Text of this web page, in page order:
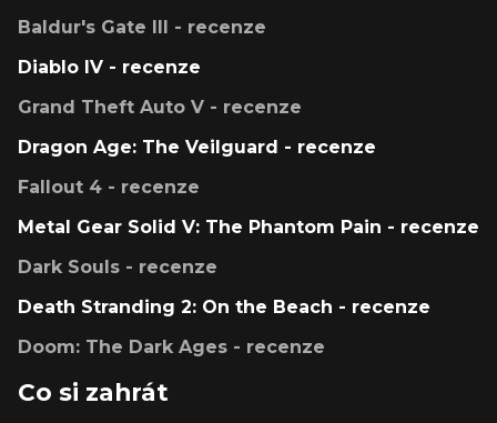
Baldur's Gate III - recenze
Diablo IV - recenze
Grand Theft Auto V - recenze
Dragon Age: The Veilguard - recenze
Fallout 4 - recenze
Metal Gear Solid V: The Phantom Pain - recenze
Dark Souls - recenze
Death Stranding 2: On the Beach - recenze
Doom: The Dark Ages - recenze
Co si zahrát